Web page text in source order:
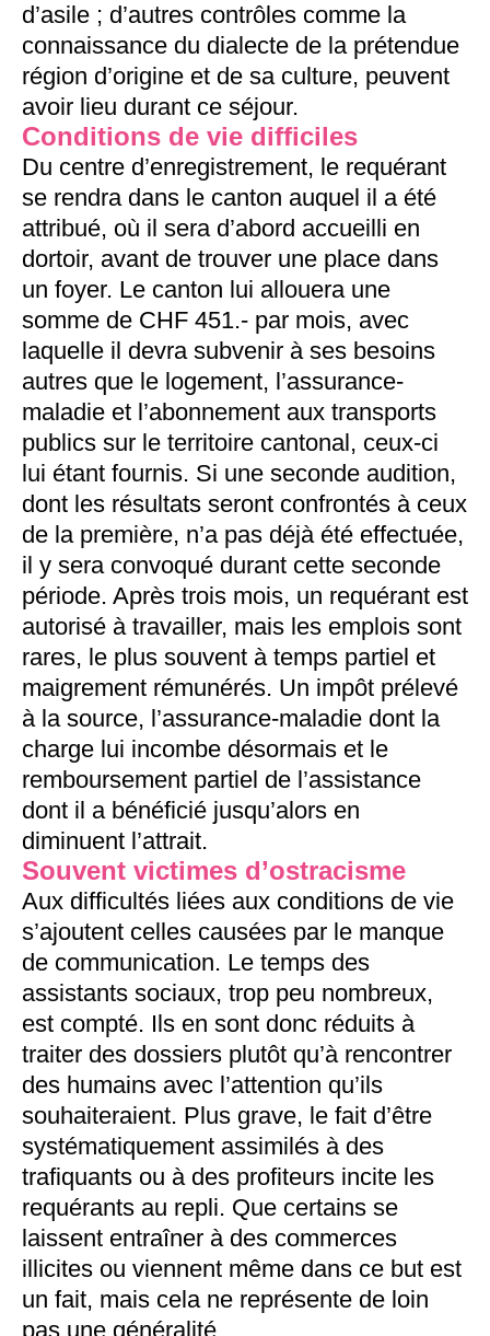
d’asile ; d’autres contrôles comme la
connaissance du dialecte de la prétendue
région d’origine et de sa culture, peuvent
avoir lieu durant ce séjour.
Conditions de vie difficiles
Du centre d’enregistrement, le requérant
se rendra dans le canton auquel il a été
attribué, où il sera d’abord accueilli en
dortoir, avant de trouver une place dans
un foyer. Le canton lui allouera une
somme de CHF 451.- par mois, avec
laquelle il devra subvenir à ses besoins
autres que le logement, l’assurance-
maladie et l’abonnement aux transports
publics sur le territoire cantonal, ceux-ci
lui étant fournis. Si une seconde audition,
dont les résultats seront confrontés à ceux
de la première, n’a pas déjà été effectuée,
il y sera convoqué durant cette seconde
période. Après trois mois, un requérant est
autorisé à travailler, mais les emplois sont
rares, le plus souvent à temps partiel et
maigrement rémunérés. Un impôt prélevé
à la source, l’assurance-maladie dont la
charge lui incombe désormais et le
remboursement partiel de l’assistance
dont il a bénéficié jusqu’alors en
diminuent l’attrait.
Souvent victimes d’ostracisme
Aux difficultés liées aux conditions de vie
s’ajoutent celles causées par le manque
de communication. Le temps des
assistants sociaux, trop peu nombreux,
est compté. Ils en sont donc réduits à
traiter des dossiers plutôt qu’à rencontrer
des humains avec l’attention qu’ils
souhaiteraient. Plus grave, le fait d’être
systématiquement assimilés à des
trafiquants ou à des profiteurs incite les
requérants au repli. Que certains se
laissent entraîner à des commerces
illicites ou viennent même dans ce but est
un fait, mais cela ne représente de loin
pas une généralité.